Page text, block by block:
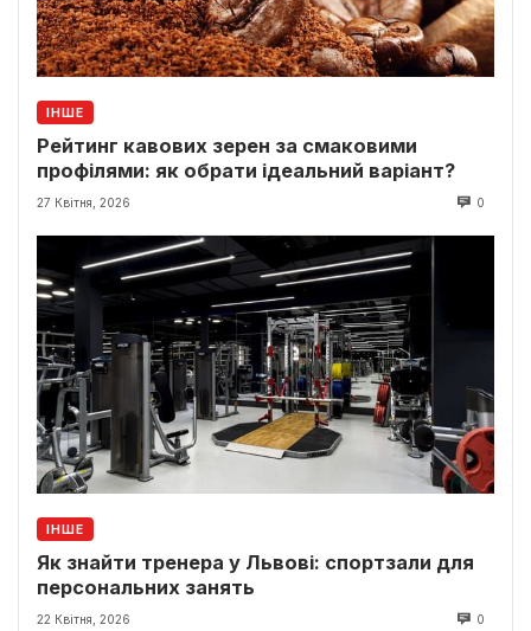
ІНШЕ
Рейтинг кавових зерен за смаковими
профілями: як обрати ідеальний варіант?
27 Квітня, 2026 0
ІНШЕ
Як знайти тренера у Львові: спортзали для
персональних занять
22 Квітня, 2026 0